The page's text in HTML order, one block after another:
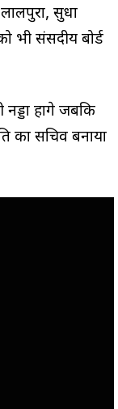
सुधा
भी संसदीय बोर्ड
होंगे जबकि
का सचिव बनाया